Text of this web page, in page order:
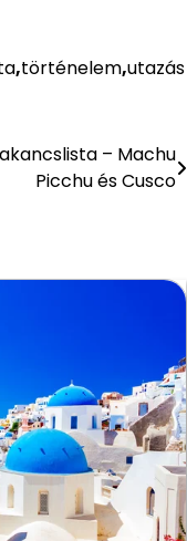
,történelem,utazás
– Machu
Picchu és Cusco